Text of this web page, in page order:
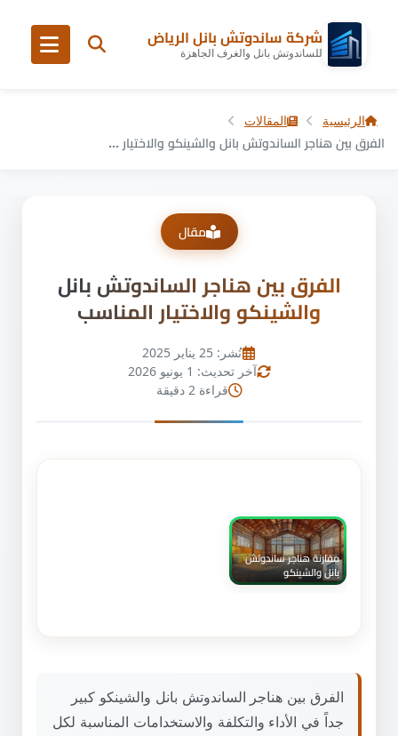
شركة ساندوتش بانل الرياض
للساندوتش بانل والغرف الجاهزة
الرئيسية
المقالات
الفرق بين هناجر الساندوتش بانل والشينكو والاختيار ...
مقال
الفرق بين هناجر الساندوتش بانل
والشينكو والاختيار المناسب
نُشر: 25 يناير 2025
آخر تحديث: 1 يونيو 2026
قراءة 2 دقيقة
مقارنة هناجر ساندوتش
بانل والشينكو
الفرق بين هناجر الساندوتش بانل والشينكو كبير
جداً في الأداء والتكلفة والاستخدامات المناسبة لكل